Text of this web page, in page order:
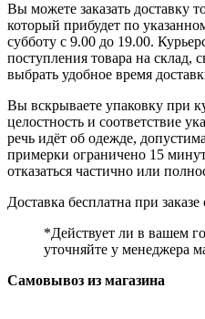
Вы можете заказать доставку
который прибудет по
субботу с 9.00 до 19.00.
поступления товара на склад,
выбрать удобное время
Вы вскрываете упаковку при
целостность и соответствие
речь идёт об одежде,
примерки ограничено 15
отказаться частично или
Доставка бесплатна при
*Действует ли в вашем
уточняйте у менеджера
Самовывоз из магазина